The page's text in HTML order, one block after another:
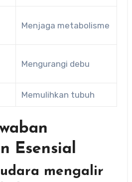
Menjaga metabolisme
Mengurangi debu
Memulihkan tubuh
Esensial
mengalir